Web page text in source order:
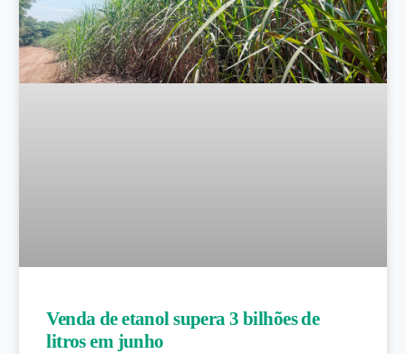
Venda de etanol supera 3 bilhões de
litros em junho